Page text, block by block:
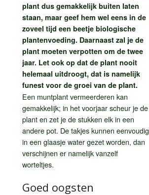
plant dus gemakkelijk buiten laten
staan, maar geef hem wel eens in de
zoveel tijd een beetje biologische
plantenvoeding. Daarnaast zal je de
plant moeten verpotten om de twee
jaar. Let ook op dat de plant nooit
helemaal uitdroogt, dat is namelijk
funest voor de groei van de plant.
Een muntplant vermeerderen kan
gemakkelijk; in het voorjaar scheur je de
plant en zet je de stukken elk in een
andere pot. De takjes kunnen eenvoudig
in een glaasje water gezet worden, dan
verschijnen er namelijk vanzelf
worteltjes.
Goed oogsten